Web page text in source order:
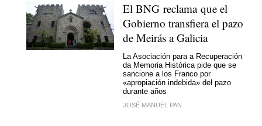
El BNG reclama que el
Gobierno transfiera el pazo
de Meirás a Galicia
La Asociación para a Recuperación
da Memoria Histórica pide que se
sancione a los Franco por
«apropiación indebida» del pazo
durante años
JOSÉ MANUEL PAN